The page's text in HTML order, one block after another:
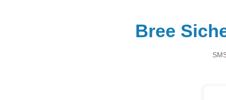
Bree